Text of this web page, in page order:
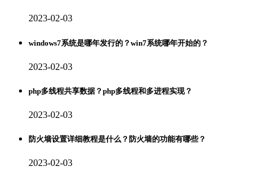
2023-02-03
windows7系统是哪年发行的？win7系统哪年开始的？
2023-02-03
php多线程共享数据？php多线程和多进程实现？
2023-02-03
防火墙设置详细教程是什么？防火墙的功能有哪些？
2023-02-03